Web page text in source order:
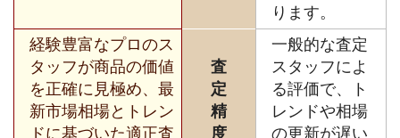
ります。
経験豊富なプロのス
タッフが商品の価値
を正確に見極め、最
新市場相場とトレン
ドに基づいた適正査
査
定
精
度
一般的な査定
スタッフによ
る評価で、ト
レンドや相場
の更新が遅い